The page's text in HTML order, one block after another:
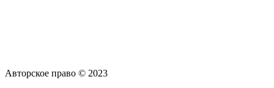
Авторское право © 2023